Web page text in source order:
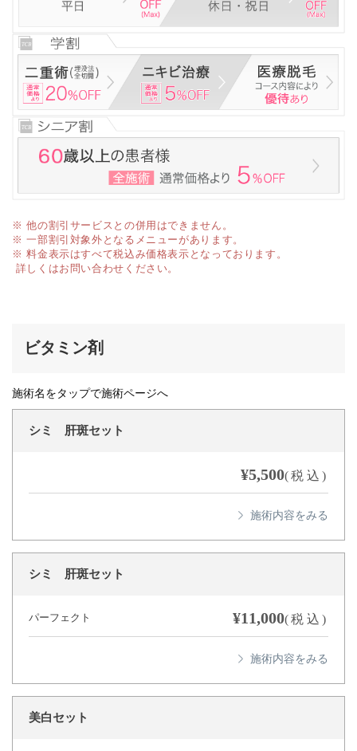
※ 他の割引サービスとの併用はできません。
※ 一部割引対象外となるメニューがあります。
※ 料金表示はすべて税込み価格表示となっております。
詳しくはお問い合わせください。
ビタミン剤
施術名をタップで施術ページへ
シミ 肝斑セット
¥5,500(税込)
シミ 肝斑セット
パーフェクト ¥11,000(税込)
美白セット